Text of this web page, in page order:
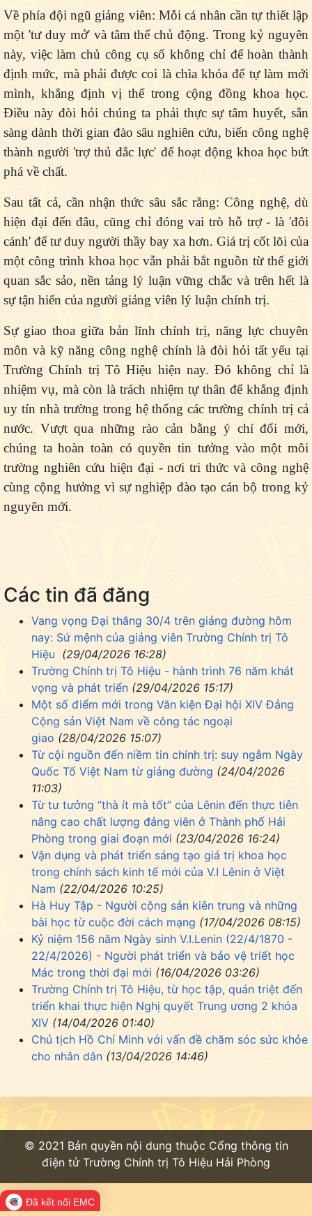
Về phía đội ngũ giảng viên: Mỗi cá nhân cần tự thiết lập
một 'tư duy mở' và tâm thế chủ động. Trong kỷ nguyên
này, việc làm chủ công cụ số không chỉ để hoàn thành
định mức, mà phải được coi là chìa khóa để tự làm mới
mình, khẳng định vị thế trong cộng đồng khoa học.
Điều này đòi hỏi chúng ta phải thực sự tâm huyết, sẵn
sàng dành thời gian đào sâu nghiên cứu, biến công nghệ
thành người 'trợ thủ đắc lực' để hoạt động khoa học bứt
phá về chất.
Sau tất cả, cần nhận thức sâu sắc rằng: Công nghệ, dù
hiện đại đến đâu, cũng chỉ đóng vai trò hỗ trợ - là 'đôi
cánh' để tư duy người thầy bay xa hơn. Giá trị cốt lõi của
một công trình khoa học vẫn phải bắt nguồn từ thế giới
quan sắc sảo, nền tảng lý luận vững chắc và trên hết là
sự tận hiến của người giảng viên lý luận chính trị.
Sự giao thoa giữa bản lĩnh chính trị, năng lực chuyên
môn và kỹ năng công nghệ chính là đòi hỏi tất yếu tại
Trường Chính trị Tô Hiệu hiện nay. Đó không chỉ là
nhiệm vụ, mà còn là trách nhiệm tự thân để khẳng định
uy tín nhà trường trong hệ thống các trường chính trị cả
nước. Vượt qua những rào cản bằng ý chí đổi mới,
chúng ta hoàn toàn có quyền tin tưởng vào một môi
trường nghiên cứu hiện đại - nơi tri thức và công nghệ
cùng cộng hưởng vì sự nghiệp đào tạo cán bộ trong kỷ
nguyên mới.
Các tin đã đăng
Vang vọng Đại thắng 30/4 trên giảng đường hôm
nay: Sứ mệnh của giảng viên Trường Chính trị Tô
Hiệu (29/04/2026 16:28)
Trường Chính trị Tô Hiệu - hành trình 76 năm khát
vọng và phát triển (29/04/2026 15:17)
Một số điểm mới trong Văn kiện Đại hội XIV Đảng
Cộng sản Việt Nam về công tác ngoại
giao (28/04/2026 15:07)
Từ cội nguồn đến niềm tin chính trị: suy ngẫm Ngày
Quốc Tổ Việt Nam từ giảng đường (24/04/2026
11:03)
Từ tư tưởng “thà ít mà tốt” của Lênin đến thực tiễn
nâng cao chất lượng đảng viên ở Thành phố Hải
Phòng trong giai đoạn mới (23/04/2026 16:24)
Vận dụng và phát triển sáng tạo giá trị khoa học
trong chính sách kinh tế mới của V.I Lênin ở Việt
Nam (22/04/2026 10:25)
Hà Huy Tập - Người cộng sản kiên trung và những
bài học từ cuộc đời cách mạng (17/04/2026 08:15)
Kỷ niệm 156 năm Ngày sinh V.I.Lenin (22/4/1870 -
22/4/2026) - Người phát triển và bảo vệ triết học
Mác trong thời đại mới (16/04/2026 03:26)
Trường Chính trị Tô Hiệu, từ học tập, quán triệt đến
triển khai thực hiện Nghị quyết Trung ương 2 khóa
XIV (14/04/2026 01:40)
Chủ tịch Hồ Chí Minh với vấn đề chăm sóc sức khỏe
cho nhân dân (13/04/2026 14:46)
© 2021 Bản quyền nội dung thuộc Cổng thông tin
điện tử Trường Chính trị Tô Hiệu Hải Phòng
Đã kết nối EMC